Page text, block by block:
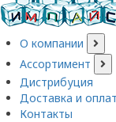
О компании
Ассортимент
Дистрибуция
Доставка и
Контакты